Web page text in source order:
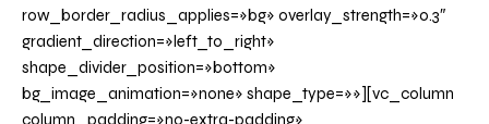
row_border_radius_applies=»bg» overlay_strength=»0.3″
gradient_direction=»left_to_right»
shape_divider_position=»bottom»
bg_image_animation=»none» shape_type=»»][vc_column
column_padding=»no-extra-padding»